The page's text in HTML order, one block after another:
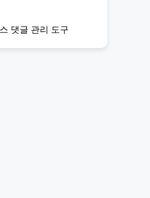
댓글 관리 도구